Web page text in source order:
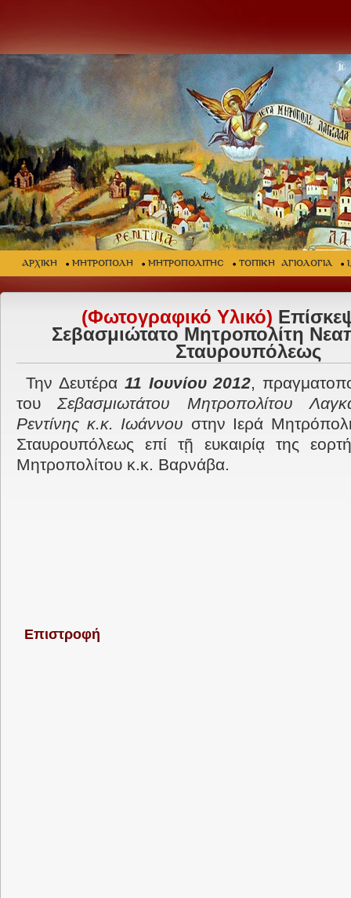
ΑΡΧΙΚΗ ΜΗΤΡΟΠΟΛΗ ΜΗΤΡΟΠΟΛΙΤΗΣ ΤΟΠΙΚΗ ΑΓΙΟΛΟΓΙΑ
(Φωτογραφικό Υλικό)
Σεβασμιώτατο Μητροπολίτη
Σταυρουπόλεως
Την Δευτέρα 11 Ιουνίου 2012,
τουΣεβασμιωτάτου Μητροπολίτου
Ρεντίνης κ.κ. Ιωάννου στην Ιερά
Σταυρουπόλεως επί τῇ ευκαιρίᾳ της
Μητροπολίτου κ.κ. Βαρνάβα.
Επιστροφή